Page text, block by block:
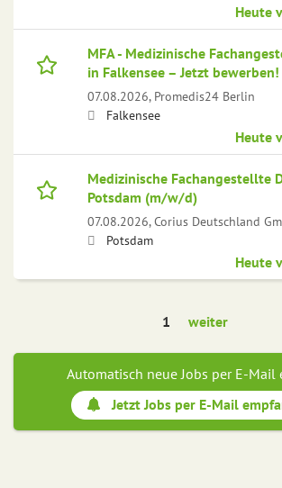
Heute
MFA - Medizinische
in Falkensee – Jetzt bewerben!
07.08.2026, Promedis24 Berlin
Falkensee
Heute
Medizinische Fachangestellte
Potsdam (m/w/d)
07.08.2026,Corius Deutschland
Potsdam
Heute
1 weiter
Automatisch neue Jobs per E-Mail
Jetzt Jobs per E-Mail